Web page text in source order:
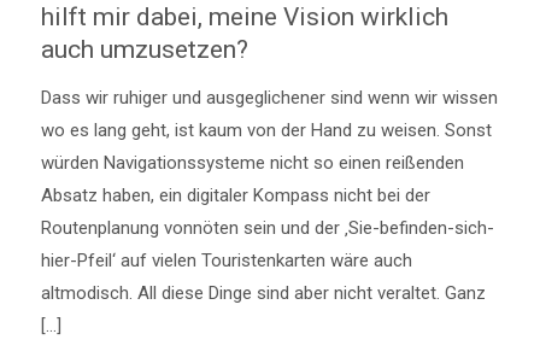
hilft mir dabei, meine Vision wirklich
auch umzusetzen?
Dass wir ruhiger und ausgeglichener sind wenn wir wissen
wo es lang geht, ist kaum von der Hand zu weisen. Sonst
würden Navigationssysteme nicht so einen reißenden
Absatz haben, ein digitaler Kompass nicht bei der
Routenplanung vonnöten sein und der ‚Sie-befinden-sich-
hier-Pfeil‘ auf vielen Touristenkarten wäre auch
altmodisch. All diese Dinge sind aber nicht veraltet. Ganz
[…]